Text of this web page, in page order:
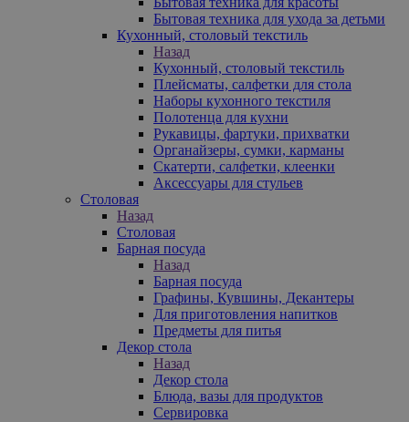
Бытовая техника для ухода за детьми
Кухонный, столовый текстиль
Назад
Кухонный, столовый текстиль
Плейсматы, салфетки для стола
Наборы кухонного текстиля
Полотенца для кухни
Рукавицы, фартуки, прихватки
Органайзеры, сумки, карманы
Скатерти, салфетки, клеенки
Аксессуары для стульев
Столовая
Назад
Столовая
Барная посуда
Назад
Барная посуда
Графины, Кувшины, Декантеры
Для приготовления напитков
Предметы для питья
Декор стола
Назад
Декор стола
Блюда, вазы для продуктов
Сервировка